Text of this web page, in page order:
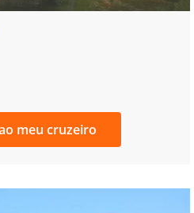
meu cruzeiro